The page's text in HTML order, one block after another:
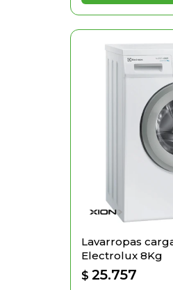
Lavarropas
Electrolux 8Kg
$ 25.757